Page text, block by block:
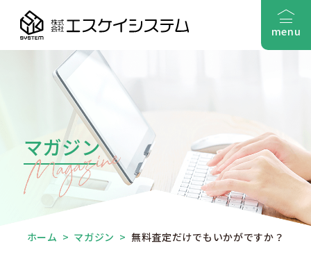
menu
マガジン
ホーム > マガジン > 無料査定だけでもいかがですか？